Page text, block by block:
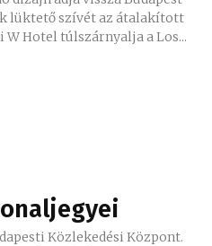
lüktető szívét az átalakított
"A budapesti W Hotel túlszárnyalja a Los...
Közlekedési Központ.